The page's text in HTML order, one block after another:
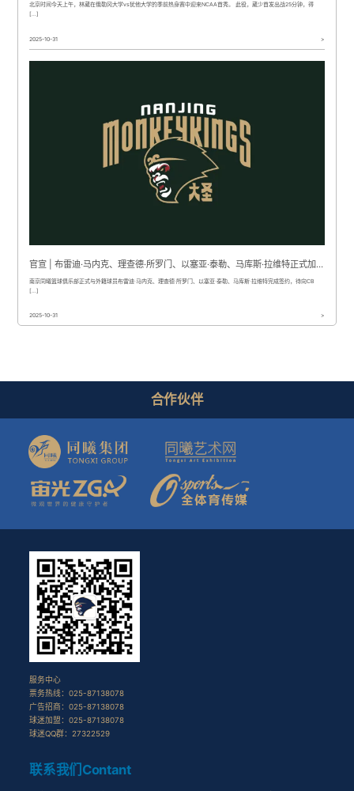
北京时间今天上午，林葳在俄勒冈大学vs犹他大学的季前热身赛中迎来NCAA首秀。 此役，葳少首发出战25分钟，得
[…]
2025-10-31 >
官宣 | 布雷迪·马内克、理查德·所罗门、以塞亚·泰勒、马库斯·拉维特正式加盟南京头排苏酒队
南京同曦篮球俱乐部正式与外籍球员布雷迪·马内克、理查德·所罗门、以塞亚·泰勒、马库斯·拉维特完成签约，待向CB
[…]
2025-10-31 >
合作伙伴
服务中心
票务热线：025-87138078
广告招商：025-87138078
球迷加盟：025-87138078
球迷QQ群：27322529
联系我们 Contant